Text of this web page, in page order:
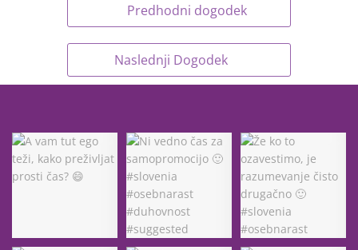
Predhodni dogodek
Naslednji Dogodek